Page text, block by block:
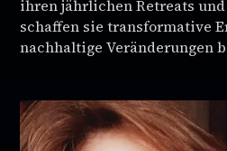
ihren jährlichen Retreats
schaffen sie transformative
nachhaltige Veränderungen